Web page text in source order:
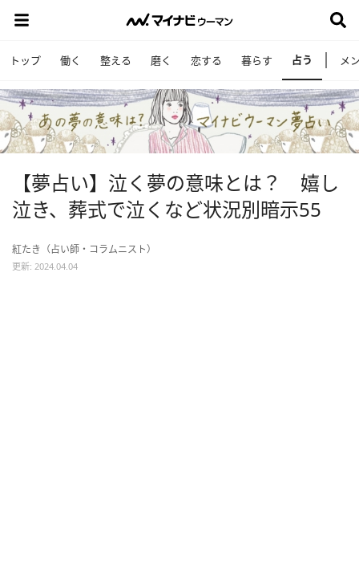
トップ 働く 整える 磨く 恋する 暮らす 占う メ
【夢占い】泣く夢の意味とは？ 嬉し
泣き、葬式で泣くなど状況別暗示55
紅たき（占い師・コラムニスト）
更新: 2024.04.04